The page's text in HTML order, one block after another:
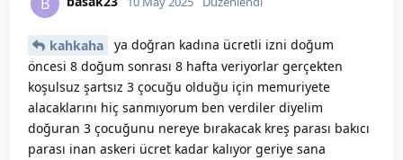
kahkaha
ya doğran kadına ücretli izni doğum
öncesi 8 doğum sonrası 8 hafta veriyorlar gerçekten
koşulsuz şartsız 3 çocuğu olduğu için memuriyete
alacaklarını hiç sanmıyorum ben verdiler diyelim
doğuran 3 çocuğunu nereye bırakacak kreş parası bakıcı
parası inan askeri ücret kadar kalıyor geriye sana